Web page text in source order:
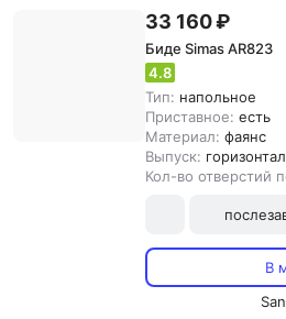
33 160 ₽
Биде Simas AR823
4.8
Тип: напольное
Приставное: есть
Материал: фаянс
Выпуск:
Кол-во отверстий
В